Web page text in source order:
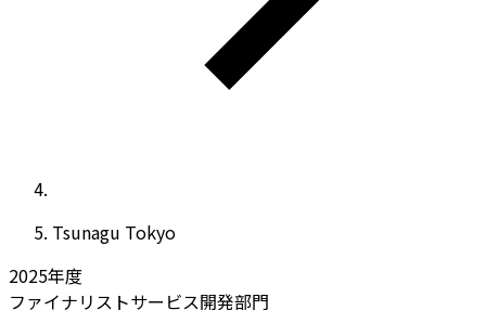
Tsunagu Tokyo
2025年度
ファイナリストサービス開発部門